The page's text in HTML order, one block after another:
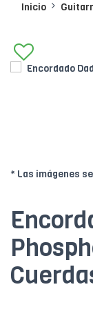
Inicio
* Las imágenes